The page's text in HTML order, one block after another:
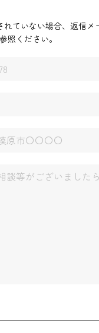
ていない場合、返信メ
照ください。